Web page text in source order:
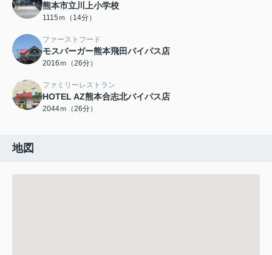
熊本市立川上小学校
1115ｍ（14分）
ファーストフード
モスバーガー熊本飛田バイパス店
2016ｍ（26分）
ファミリーレストラン
HOTEL AZ熊本合志北バイパス店
2044ｍ（26分）
地図